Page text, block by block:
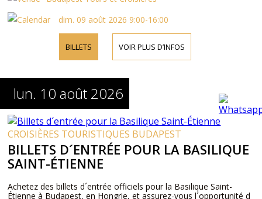
dim. 09 août 2026 9:00-16:00
BILLETS VOIR PLUS D’INFOS
lun. 10 août 2026
CROISIÈRES TOURISTIQUES BUDAPEST
BILLETS D´ENTRÉE POUR LA BASILIQUE
SAINT-ÉTIENNE
Achetez des billets d´entrée officiels pour la Basilique Saint-
Étienne à Budapest, en Hongrie, et assurez-vous l´opportunité d